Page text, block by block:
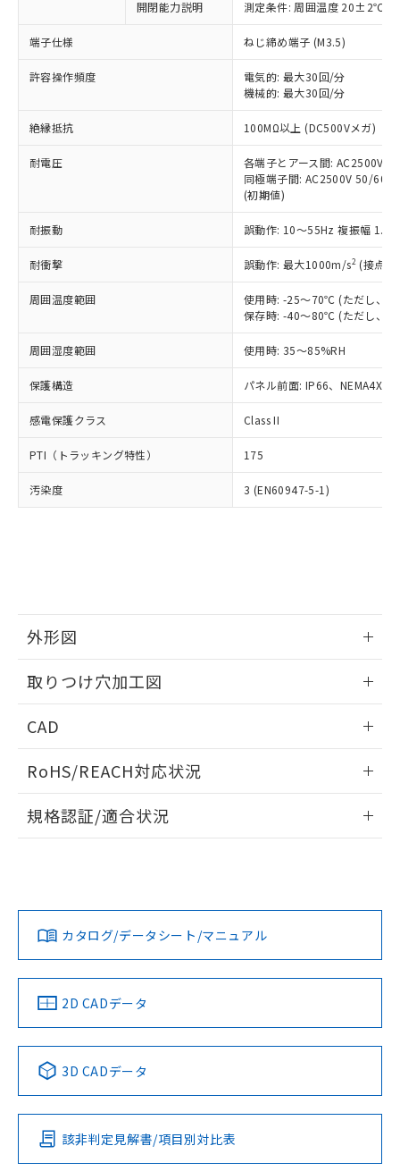
開閉能力説明 測定条件: 周囲温度 20±2℃、
端子仕様 ねじ締め端子 (M3.5)
許容操作頻度
電気的: 最大30回/分
機械的: 最大30回/分
絶縁抵抗 100MΩ以上 (DC500Vメガ)
耐電圧
各端子とアース間: AC2500V
同極端子間: AC2500V 50/
(初期値)
耐振動 誤動作: 10～55Hz 複振幅
耐衝撃 誤動作: 最大1000m/s2 (接点
周囲温度範囲
使用時: -25～70℃ (ただし、氷
保存時: -40～80℃ (ただし、氷
周囲湿度範囲 使用時: 35～85%RH
保護構造 パネル前面: IP66、NEMA4X,
感電保護クラス Class II
PTI（トラッキング特性） 175
汚染度 3 (EN60947-5-1)
外形図
取りつけ穴加工図
CAD
ドすることができます。
ログイン/会員登録
ダウンロードデータをご利用いただく前に、以下を必ずお読
みください。
ソフトウェアの使用条件
RoHS/REACH対応状況
EU RoHS 注意事項・凡例
対応済み
中国 RoHS 注意事項・凡例
Pb Hg Cd Cr(VI)
O
規格認証/適合状況
LR型式承認
（イギリス
船舶規格）
DNV型式承認
（ノルウェー
BV型式承認
（フランス
KR型式
（韓国
No No No No
この製品の規格認証/適合状況ページへ
その他の認証はこちらのページからご検索ください
カタログ/データシート/マニュアル
2D CADデータ
3D CADデータ
該非判定見解書/項目別対比表
以下の条件をお読みいただき、同意のうえ
ご利用ください。
本サービスは、当社制御機器事業取扱
商品の当社在庫状況および標準価格
(税抜)を提供させていただくもので
当社制御機器事業取扱商品の中には、
本サービスの対象外となる商品もある
ことをご了承ください。
在庫状況および標準価格照会結果は、
記載している更新日時点での社内デー
タに基づき作成されるものであり、閲
覧された時点での実際の在庫および標
準価格とは異なる場合があることをご
正式な納期状況および標準価格はお客
様のお取引先、またはお客様担当のオ
ムロン制御機器販売店・当社販売員に
オムロン制御機器販売店や当社販売拠
点は「
販売ネットワーク
」をご確認
在庫状況および標準価格結果を当社の
事前の承諾なく第三者に漏洩または開
示しないようお願いします。
マイパーツ機能（部品リスト作成サー
および当社の共同利用者が、当社の製
引・商談に必要な範囲で利用すること
をご了承ください。
※当社の共同利用者とは、
指します。
対応予定なし：EU RoHS指令（10物質）の
非含有に非対応の商品で、対応品を出す予
定はありません。
非含有の対応状況を調査中または確認中の
非該当品：ライセンス料など無形物で、有
害物質有無と関係のない商品です。
仕入先様の事情により、非含有部品として
いたものが、含有品と判明した場合などや
むを得ず変更することがあります。
鉛(Pb) 1000ppm以下、 水銀(Hg) 1000ppm以下、 カド
(PBDE) 1000ppm以下、フタル酸ビス(2-エチルヘキシ
ル) (DEHP)(別名：DOP) 1000ppm以下、フタル酸ブチ
ルベンジル（BBP） 1000ppm以下、フタル酸ジブチル
（DBP） 1000ppm以下、フタル酸ジイソブチル
(DIBP) 1000ppm以下
但し、RoHS指令で産業用監視および制御機器に対する
適用除外項目は除く。
※2 対応予定月
部品在庫の切り替え状況などにより、予定
下記の非含有証明書をダウンロードするこ
とができます。
EU RoHS指令（10物質）の非含有証明書
51物質の非含有証明書（当社基準）
るもので、過去に遡って非含有を証明する
ものではありません。
また、RoHS指令のフタル酸エステル類４
荷製品に未対応品が混在することから備考
欄に対応日を記載しておりました。
す。
※1 中国RoHS○×表
「○」：最大均質材料含有率が中国RoHSの
基準値以下であることを示します。
「×」：最大均質材料含有率が中国RoHSの
基準値を超えていることを示します。
「－」：未確認です。当社販売部門へお問
*中国RoHS10物質の基準値 (GB/T26572)：
Pb(鉛) :1000ppm、 Hg(水銀) : 1000ppm、 Cd(カドミウ
Cr(Ⅵ)(六価クロム) : 1000ppm、 PBBs(ポリ臭化ビフェ
ニル類) : 1000ppm、 PBDEs(ポリ臭化ジフェニルエーテ
DBP(フタル酸ジブチル) : 1000ppm、 DIBP(フタル酸ジ
イソブチル) : 1000ppm、 BBP(フタル酸ブチルベンジ
ル) : 1000ppm、
DEHP(フタル酸ビス(2-エチルヘキシル)) : 1000ppm
※2 環境保護使用期限
「ｅ」：有害物質（10物質）のすべてが基
「10」：通常の使用状況下において有害物
当社は、これら貴社製品のうち、外国
為替および外国貿易法に定める商品
（以下｢規制貨物等」という）を輸出
または国外への提供する場合は、日本
国政府の輸出許可(または役務取引許
当社は規制貨物を破棄する場合は、完
全に破砕するなど、違法に輸出されな
いよう必要な手段を講じます。
当社は貴社製品を、核兵器、ミサイ
ル、化学兵器、生物兵器またはその他
武器並びにこれらの製造装置等に一切
使用いたしません。
当社は、貴社製品を第三者に販売する
場合は、上記1、2および3の内容を当
該第三者に通知します。また当社は、
販売先および販売に係わる関係者が違
○ 一定数以上の在庫あり
△ 一定数には満たないが在庫あり
在庫なし(最新の在庫状況につ
たはお客様担当のオムロン制御
機器販売店・当社販売員にご確
空
受注生産機種、また在庫状況の